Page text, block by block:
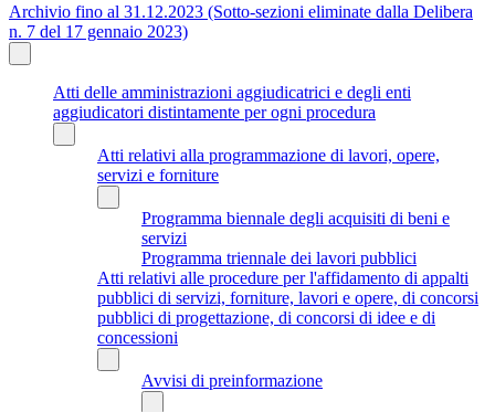
Archivio fino al 31.12.2023 (Sotto-sezioni eliminate dalla Delibera
n. 7 del 17 gennaio 2023)
Atti delle amministrazioni aggiudicatrici e degli enti
aggiudicatori distintamente per ogni procedura
Atti relativi alla programmazione di lavori, opere,
servizi e forniture
Programma biennale degli acquisiti di beni e
servizi
Programma triennale dei lavori pubblici
Atti relativi alle procedure per l'affidamento di appalti
pubblici di servizi, forniture, lavori e opere, di concorsi
pubblici di progettazione, di concorsi di idee e di
concessioni
Avvisi di preinformazione